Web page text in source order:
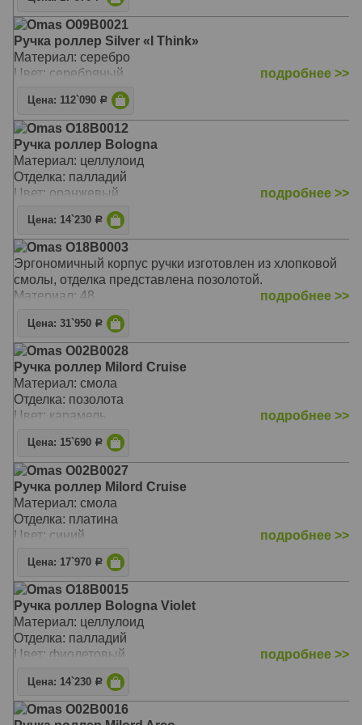
Omas O09B0021
Ручка роллер Silver «I Think»
Материал: серебро
Цвет: серебряный
подробнее >>
Цена: 112`090 Р
Omas O18B0012
Ручка роллер Bologna
Материал: целлулоид
Отделка: палладий
Цвет: оранжевый
подробнее >>
Цена: 14`230 Р
Omas O18B0003
Эргономичный корпус ручки изготовлен из хлопковой
смолы, отделка представлена позолотой.
Материал: 48
подробнее >>
Цена: 31`950 Р
Omas O02B0028
Ручка роллер Milord Cruise
Материал: смола
Отделка: позолота
Цвет: карамель
подробнее >>
Цена: 15`690 Р
Omas O02B0027
Ручка роллер Milord Cruise
Материал: смола
Отделка: платина
Цвет: синий
подробнее >>
Цена: 17`970 Р
Omas O18B0015
Ручка роллер Bologna Violet
Материал: целлулоид
Отделка: палладий
Цвет: фиолетовый
подробнее >>
Цена: 14`230 Р
Omas O02B0016